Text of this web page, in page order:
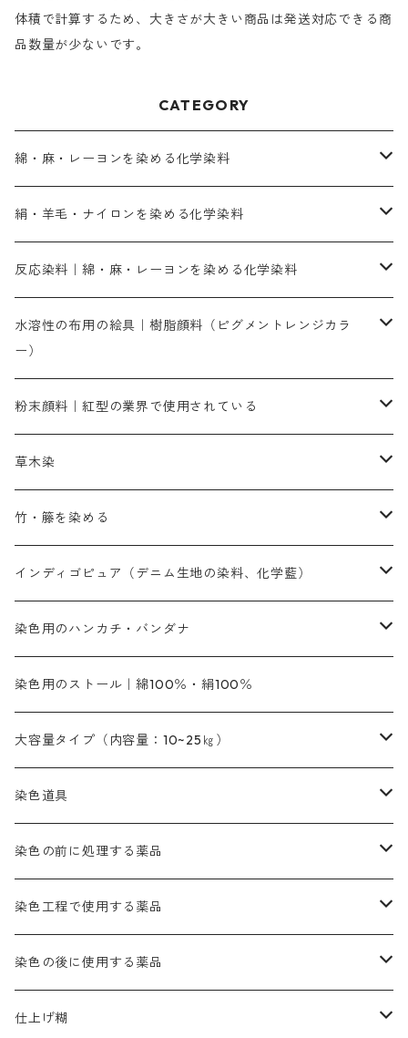
体積で計算するため、大きさが大きい商品は発送対応できる商
品数量が少ないです。
CATEGORY
綿・麻・レーヨンを染める化学染料
直接染料－染色手順が簡単
人気のおすすめ直接染料
染色に必要な薬品類
橙色系
青色系
紫色系
緑色系
茶色系
染料一覧ー100g入り
絹・羊毛・ナイロンを染める化学染料
お買い得品
染料一覧
人気のおすすめ染料
橙色系
緑色系
茶色系
灰色系
黒色系
染色に必要な薬品類
補助薬品
反応染料｜綿・麻・レーヨンを染める化学染料
お勧めの3原色（赤・青・黄色）
お勧め｜スミフィックス～
3原色以外の色目
赤色
茶色｜20g入りのみ公開
灰色｜20g入りのみ公開
黒色
染色に必要な薬品
アルカリ剤
補助薬品
捺染に必要な材料
捺染糊
水溶性の布用の絵具｜樹脂顔料（ピグメントレンジカラ
ー）
ネオカラー（色）
内容量：100g
内容量：500g
バィンダー（定着剤）
増粘剤
黄色系
エロ―M3G｜定番の色合い
エロー ＭＧＲ｜明るい緑みの黄色
オレンジ系
オレンヂMG｜黄みの橙色
オレンヂMGD（定番の色合い）
赤色系
レットMFB｜赤色（定番の色合い）
レットMG｜黄みの朱色
青色系
ネビーブルーMB（定番の色合い）
ブルーMB（定番の色合い）
紫色系
バイオレットMFB
緑色系
ダークグリンMG（定番の色合い）
グリーンMB｜緑色
茶色系
ダークブロンMFB｜こげ茶色
ブロンHNR｜こげ茶色
黒色系
ブラックMK（赤みの黒色）
白色系（定番の色合い）
粉末顔料｜紅型の業界で使用されている
赤色系
本洋紅
代用朱黄色口
黄色系
ファストエロ―10GN（鮮やかな黄色）
ファストエロ―5GN（黄色）
青色系
NSBAブルー
群青
白色｜胡粉
黒色｜在庫処分特価
緑色｜在庫処分特価
茶色｜在庫処分特価
草木染
植物染料
人気のおすすめ植物染料
インド茜・西洋茜の個別販売
カッチ｜茶系
霧島産・晩秋茶｜黄金色（赤みの黄色）｜準備中
濃染処理剤｜ソルバックスPS－900
媒染剤
アルミ媒染剤
鉄媒染剤
ソーダ灰｜アルカリ性のPH調整剤
藍染
ぶどう糖
ハイドロサルファイトコンク
染色用途のハンカチ・バンダナ
45cm×45cm（ハンカチ）｜端の始末も綿糸｜タグなし
54cm×54cm（バンダナ）｜端の始末も綿糸｜タグなし
竹・籐を染める
人気のおすすめ竹・藤を染める染料
塩基性染料（混色可能）
ビスマークブロンB｜赤茶色
塩基性エロ―｜液体タイプ
ローダミンB｜赤紫色｜マゼンダ色
オリジナル染料｜スス竹色｜ミキセットファストブロンGR
インディゴピュア（デニム生地の染料、化学藍）
初心者向けお試しセット販売
インディゴピュア
アルカリ剤
ハイドロサルファイトコンク
酸性剤
染色用のハンカチ・バンダナ
45cm×45cm（ハンカチ）｜端の始末も綿糸｜タグなし
54cm×54cm（バンダナ）｜端の始末も綿糸｜タグなし
染色用のストール｜綿100％・絹100％
大容量タイプ（内容量：10~25㎏）
芒硝｜綿の染色時の吸収促進剤
ソーダ灰｜アルカリ性のPH調整剤
硫酸第一鉄｜鉄媒染剤
染色道具
刷毛
摺込み刷毛（スリコミハケ）ー夏毛（硬いタイプ）
摺込み刷毛（スリコミハケ）ー冬毛（柔らかいタイプ）
ローケツ筆
ローケツ用筆｜1本～販売
ローケツ用筆ー10%off｜20本セットお取り寄せ品
洋型紙（9番手｜中薄口、10番手｜中厚口）
有償サンプル品｜約20cm×27cm
張木｜入荷待ち
染色の前に処理する薬品
精練剤｜汚れ落とし剤｜針状マルセル石鹸
糊落とし剤｜ソルベンCA
濃染処理剤｜ソルバックスPS－900
染色工程で使用する薬品
染料の吸収促進剤
酢酸｜絹・羊毛・ナイロンに使用する
染料のムラ染め抑制剤（均染剤）
染色の後に使用する薬品
ソーピング剤｜未定着の染料を除去すること
仕上げ糊